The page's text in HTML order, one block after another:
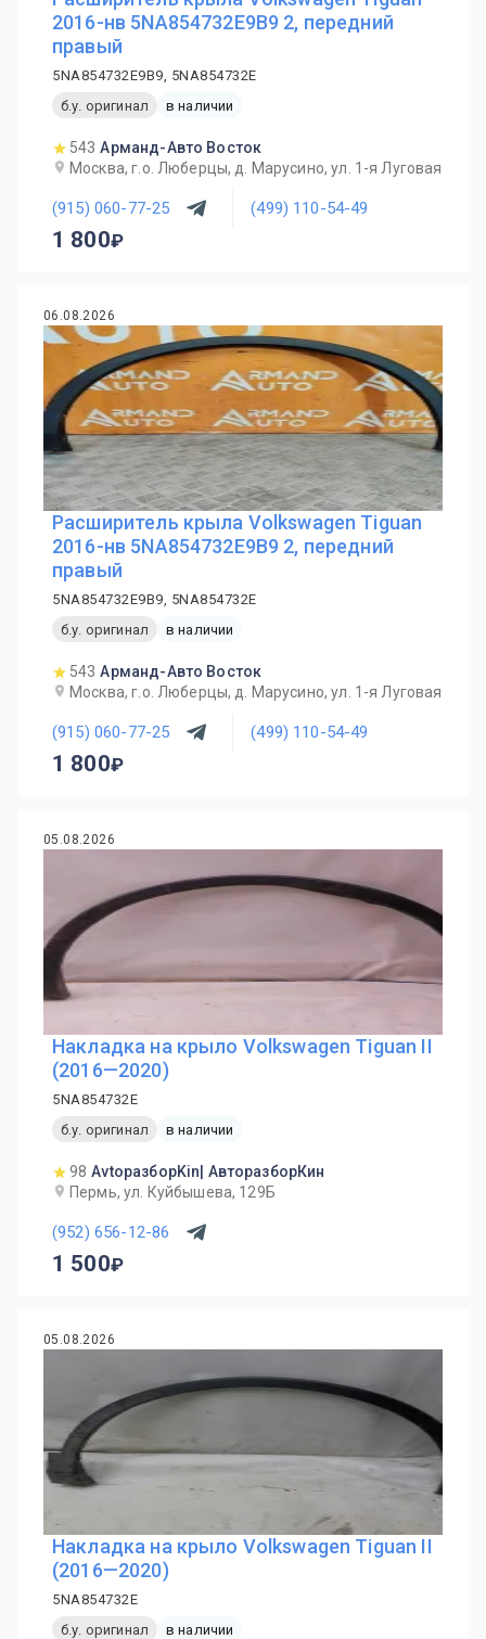
2016-нв 5NA854732E9B9 2, передний
правый
5NA854732E9B9, 5NA854732E
б.у. оригинал
в наличии
543 Арманд-Авто Восток
Москва, г.о. Люберцы, д. Марусино, ул. 1-я Луговая
(915) 060-77-25 (499) 110-54-49
1 800
06.08.2026
Расширитель крыла Volkswagen Tiguan
2016-нв 5NA854732E9B9 2, передний
правый
5NA854732E9B9, 5NA854732E
б.у. оригинал
в наличии
543 Арманд-Авто Восток
Москва, г.о. Люберцы, д. Марусино, ул. 1-я Луговая
(915) 060-77-25 (499) 110-54-49
1 800
05.08.2026
Накладка на крыло Volkswagen Tiguan II
(2016—2020)
5NA854732E
б.у. оригинал
в наличии
98 AvtoразборKin| АвторазборКин
Пермь, ул. Куйбышева, 129Б
(952) 656-12-86
1 500
05.08.2026
Накладка на крыло Volkswagen Tiguan II
(2016—2020)
5NA854732E
б.у. оригинал
в наличии